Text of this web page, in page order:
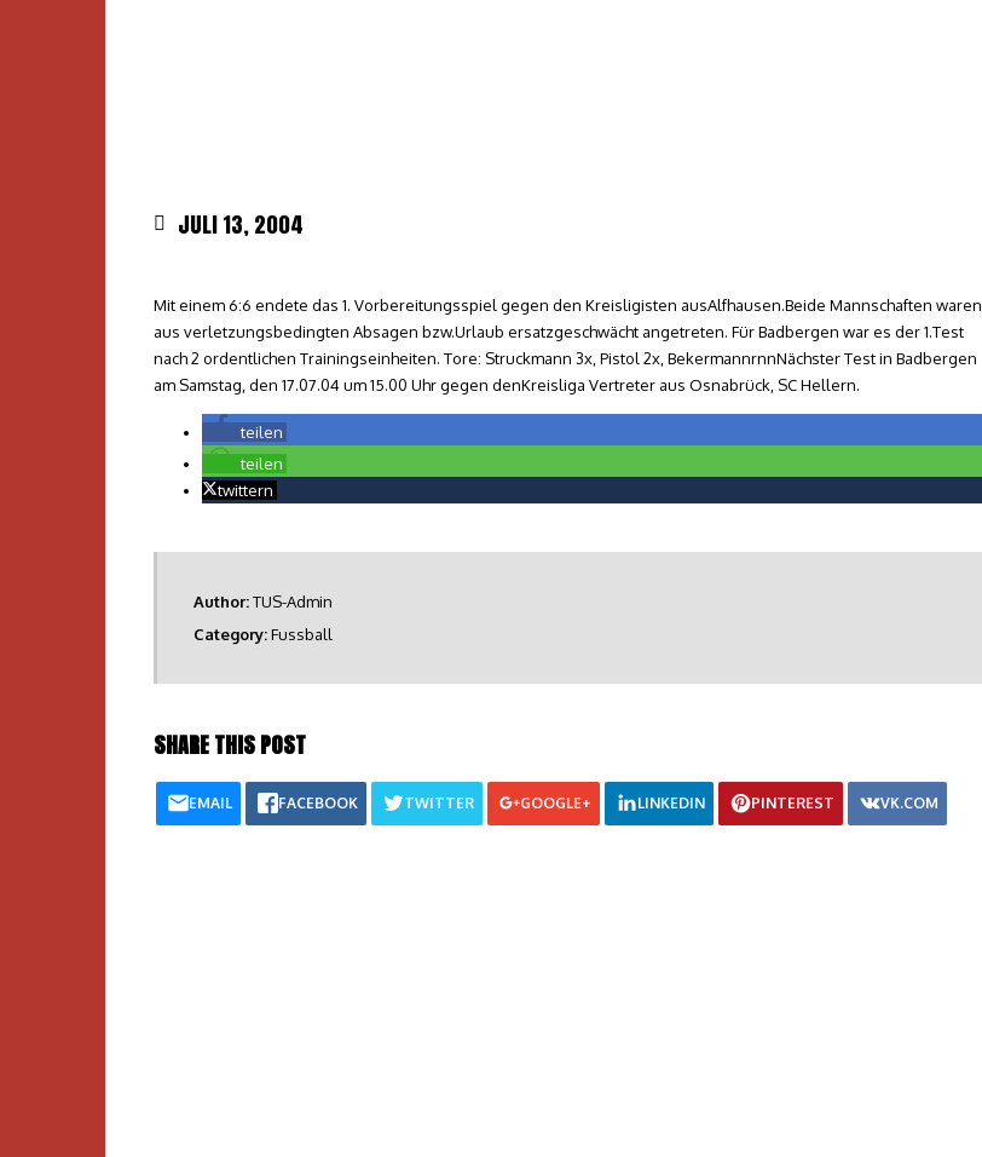
JULI 13, 2004
Mit einem 6:6 endete das 1. Vorbereitungsspiel gegen den Kreisligisten ausAlfhausen.Beide Mannschaften waren
aus verletzungsbedingten Absagen bzw.Urlaub ersatzgeschwächt angetreten. Für Badbergen war es der 1.Test
nach 2 ordentlichen Trainingseinheiten. Tore: Struckmann 3x, Pistol 2x, BekermannrnnNächster Test in Badbergen
am Samstag, den 17.07.04 um 15.00 Uhr gegen denKreisliga Vertreter aus Osnabrück, SC Hellern.
teilen
teilen
twittern
Author:TUS-Admin
Category:Fussball
SHARE THIS POST
EMAIL FACEBOOK TWITTER GOOGLE+ LINKEDIN PINTEREST VK.COM